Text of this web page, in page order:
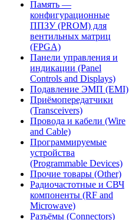
Память —
конфигурационные
ППЗУ (PROM) для
вентильных матриц
(FPGA)
Панели управления и
индикации (Panel
Controls and Displays)
Подавление ЭМП (EMI)
Приёмопередатчики
(Transceivers)
Провода и кабели (Wire
and Cable)
Программируемые
устройства
(Programmable Devices)
Прочие товары (Other)
Радиочастотные и СВЧ
компоненты (RF and
Microwave)
Разъёмы (Connectors)